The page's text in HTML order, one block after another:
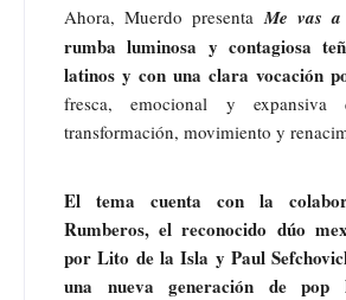
Ahora, Muerdo presenta Me vas
rumba luminosa y contagiosa
latinos y con una clara vocación
fresca, emocional y
transformación, movimiento y
El tema cuenta con la
Rumberos, el reconocido dúo
por Lito de la Isla y Paul
una nueva generación de pop